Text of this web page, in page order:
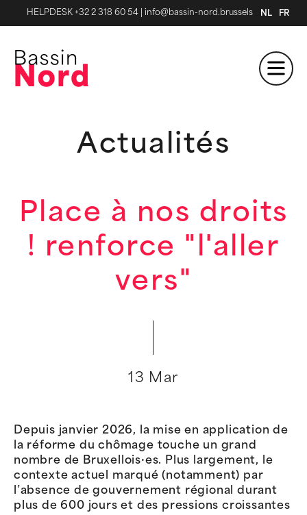
HELPDESK +32 2 318 60 54 info@bassin-nord.brussels NL FR
Actualités
Place à nos droits
! renforce "l'aller
vers"
13 Mar
Depuis janvier 2026, la mise en application de
la réforme du chômage touche un grand
nombre de Bruxellois·es. Plus largement, le
contexte actuel marqué (notamment) par
l’absence de gouvernement régional durant
plus de 600 jours et des pressions croissantes